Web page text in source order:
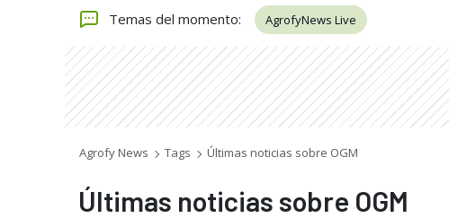
Temas del momento: AgrofyNews Live
Agrofy News Tags Últimas noticias sobre OGM
Últimas noticias sobre OGM